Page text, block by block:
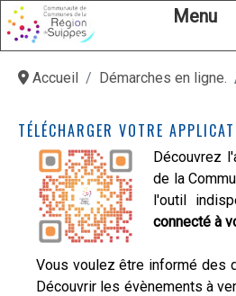
Menu
Accueil Démarches en ligne.
TÉLÉCHARGER VOTRE
Découvrez
de la
l'outil
connecté à
Vous voulez être informé des
Découvrir les évènements à